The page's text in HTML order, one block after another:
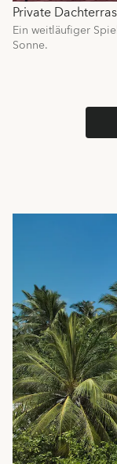
Private
Ein weitläufiger
Sonne.